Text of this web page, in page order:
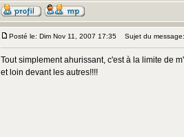
Posté le: Dim Nov 11, 2007 17:35 Sujet du message:
Tout simplement ahurissant, c'est à la limite de
et loin devant les autres!!!!